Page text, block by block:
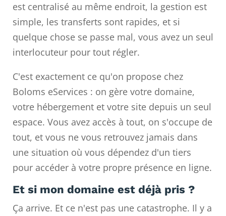
est centralisé au même endroit, la gestion est
simple, les transferts sont rapides, et si
quelque chose se passe mal, vous avez un seul
interlocuteur pour tout régler.
C'est exactement ce qu'on propose chez
Boloms eServices : on gère votre domaine,
votre hébergement et votre site depuis un seul
espace. Vous avez accès à tout, on s'occupe de
tout, et vous ne vous retrouvez jamais dans
une situation où vous dépendez d'un tiers
pour accéder à votre propre présence en ligne.
Et si mon domaine est déjà pris ?
Ça arrive. Et ce n'est pas une catastrophe. Il y a